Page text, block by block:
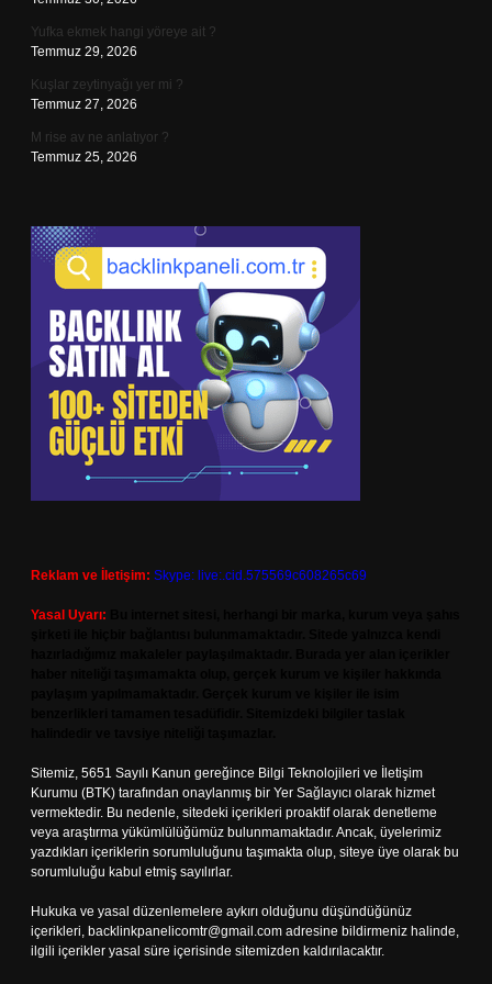
Yufka ekmek hangi yöreye ait ?
Temmuz 29, 2026
Kuşlar zeytinyağı yer mi ?
Temmuz 27, 2026
M rise av ne anlatıyor ?
Temmuz 25, 2026
Reklam ve İletişim: Skype: live:.cid.575569c608265c69
Yasal Uyarı:
Sitemiz, 5651 Sayılı Kanun gereğince Bilgi Teknolojileri ve İletişim
Kurumu (BTK) tarafından onaylanmış bir Yer Sağlayıcı olarak hizmet
vermektedir. Bu nedenle, sitedeki içerikleri proaktif olarak denetleme
veya araştırma yükümlülüğümüz bulunmamaktadır. Ancak, üyelerimiz
yazdıkları içeriklerin sorumluluğunu taşımakta olup, siteye üye olarak bu
sorumluluğu kabul etmiş sayılırlar.
Hukuka ve yasal düzenlemelere aykırı olduğunu düşündüğünüz
içerikleri, backlinkpanelicomtr@gmail.com adresine bildirmeniz halinde,
ilgili içerikler yasal süre içerisinde sitemizden kaldırılacaktır.